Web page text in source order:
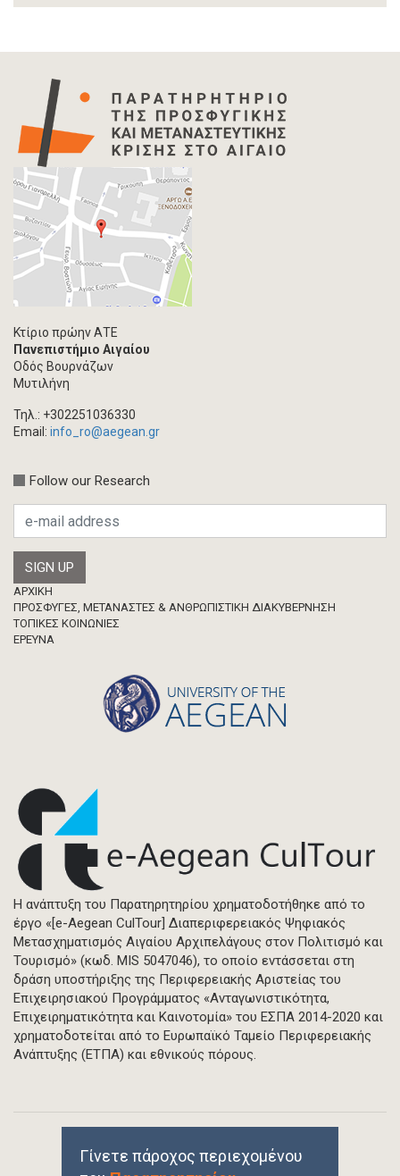
Info-graphic
Επιστολή
Συνέντευξη
Πρωτογενές υλικό
Φωτογραφία
Εκδηλώσεις
Ανάρτηση Blog
Multimedia
Άρθρο ακαδημαϊκoύ περιοδικού
Τεύχος ακαδημαϊκού περιοδικού
Βιβλίο/Μονογραφία
Κεφάλαιο σε συλλογικό τόμο
Προσκλήσεις
Ερευνητική δημοσίευση
Μεταπτυχιακή Διπλωματική Εργασία
Κτίριο πρώην ΑΤΕ
Πανεπιστήμιο Αιγαίου
Οδός Βουρνάζων
Μυτιλήνη
Τηλ.: +302251036330
Email: info_ro@aegean.gr
Follow our Research
Footer
ΑΡΧΙΚΗ
ΠΡΟΣΦΥΓΕΣ, ΜΕΤΑΝΑΣΤΕΣ & ΑΝΘΡΩΠΙΣΤΙΚΗ ΔΙΑΚΥΒΕΡΝΗΣΗ
ΤΟΠΙΚΕΣ ΚΟΙΝΩΝΙΕΣ
ΈΡΕΥΝΑ
Η ανάπτυξη του Παρατηρητηρίου χρηματοδοτήθηκε από το
έργο «[e-Aegean CulTour] Διαπεριφερειακός Ψηφιακός
Μετασχηματισμός Αιγαίου Αρχιπελάγους στον Πολιτισμό και
Τουρισμό» (κωδ. MIS 5047046), το οποίο εντάσσεται στη
δράση υποστήριξης της Περιφερειακής Αριστείας του
Επιχειρησιακού Προγράμματος «Ανταγωνιστικότητα,
Επιχειρηματικότητα και Καινοτομία» του ΕΣΠΑ 2014-2020 και
χρηματοδοτείται από το Ευρωπαϊκό Ταμείο Περιφερειακής
Ανάπτυξης (ΕΤΠΑ) και εθνικούς πόρους.
Γίνετε πάροχος περιεχομένου